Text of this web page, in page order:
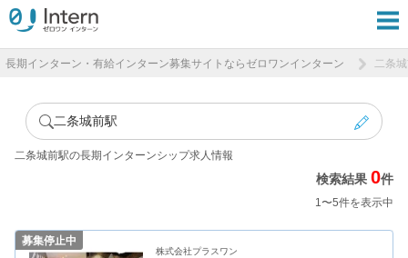
長期インターン・有給インターン募集サイトならゼロワンインターン 二条
二条城前駅
二条城前駅の長期インターンシップ求人情報
検索結果0件
1〜5件を表示中
募集停止中
株式会社プラスワン